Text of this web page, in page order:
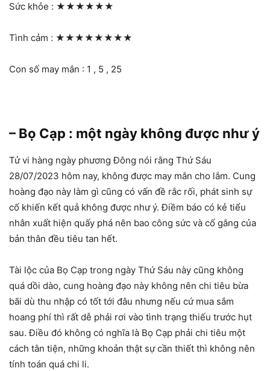
Sức khỏe : ★★★★★★
Tình cảm : ★★★★★★★★
Con số may mắn : 1 , 5 , 25
– Bọ Cạp : một ngày không được như ý
Tử vi hàng ngày phương Đông nói rằng Thứ Sáu
28/07/2023 hôm nay, không được may mắn cho lắm. Cung
hoàng đạo này làm gì cũng có vấn đề rắc rối, phát sinh sự
cố khiến kết quả không được như ý. Điềm báo có kẻ tiểu
nhân xuất hiện quấy phá nên bao công sức và cố gắng của
bản thân đều tiêu tan hết.
Tài lộc của Bọ Cạp trong ngày Thứ Sáu này cũng không
quá dồi dào, cung hoàng đạo này không nên chi tiêu bừa
bãi dù thu nhập có tốt tới đâu nhưng nếu cứ mua sắm
hoang phí thì rất dễ phải rơi vào tình trạng thiếu trước hụt
sau. Điều đó không có nghĩa là Bọ Cạp phải chi tiêu một
cách tằn tiện, những khoản thật sự cần thiết thì không nên
tính toán quá chi li.